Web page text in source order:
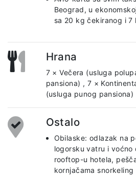
Beograd, u
sa 20 kg čekiranog i
Hrana
7 × Večera (usluga
pansiona) , 7 ×
(usluga punog pansiona)
Ostalo
Obilaske: odlazak na
logorsku vatru i voćno
rooftop-u hotela,
kornjačama